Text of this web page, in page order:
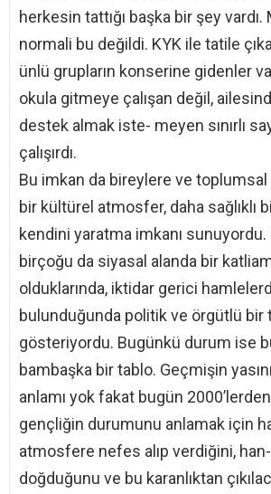
herkesin tattığı başka bir şey
normali bu değildi. KYK ile tatile
ünlü grupların konserine gidenler
okula gitmeye çalışan değil,
destek almak iste- meyen sınırlı
çalışırdı.
Bu imkan da bireylere ve
bir kültürel atmosfer, daha sağlıklı
kendini yaratma imkanı
birçoğu da siyasal alanda bir
olduklarında, iktidar gerici
bulunduğunda politik ve örgütlü bir
gösteriyordu. Bugünkü durum ise
bambaşka bir tablo. Geçmişin
anlamı yok fakat bugün
gençliğin durumunu anlamak için
atmosfere nefes alıp verdiğini,
doğduğunu ve bu karanlıktan